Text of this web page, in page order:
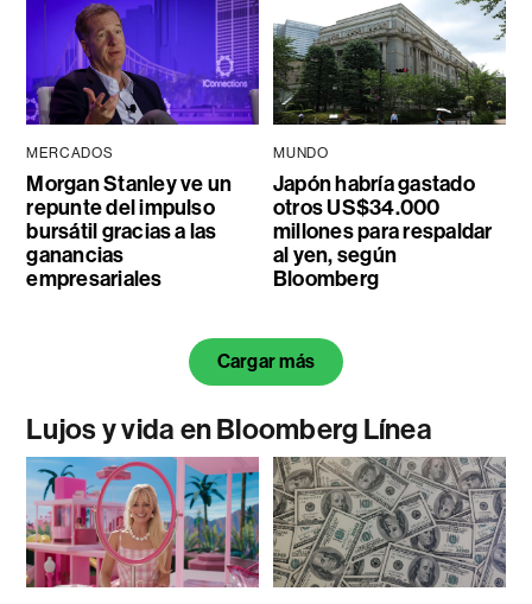
MERCADOS
Morgan Stanley ve un
repunte del impulso
bursátil gracias a las
ganancias
empresariales
MUNDO
Japón habría gastado
otros US$34.000
millones para respaldar
al yen, según
Bloomberg
Cargar más
Lujos y vida en Bloomberg Línea